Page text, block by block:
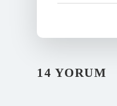
14 YORUM